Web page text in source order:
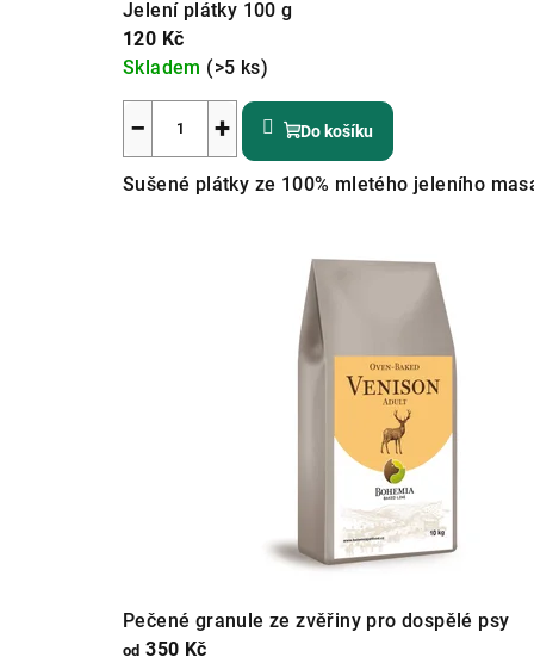
Jelení plátky 100 g
120 Kč
Skladem (>5 ks)
+
− Do košíku
Sušené plátky ze 100% mletého jeleního
Pečené granule ze zvěřiny pro dospělé psy
od 350 Kč